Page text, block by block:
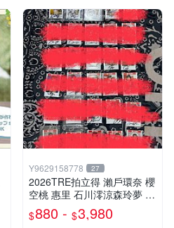
Y9629158778 27
2026TRE拍立得 瀨戶環奈 櫻
空桃 惠里 石川澪涼森玲夢 神
木麗 七森莉莉 西宮夢 渡部穗
乃 本莊鈴 小那海綾 純白彩永
$880 - $3,980